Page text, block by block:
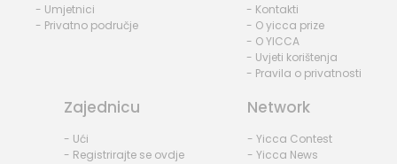
- Umjetnici
- Privatno područje
- Kontakti
- O yicca prize
- O YICCA
- Uvjeti korištenja
- Pravila o privatnosti
Zajednicu
- Ući
- Registrirajte se ovdje
Network
- Yicca Contest
- Yicca News